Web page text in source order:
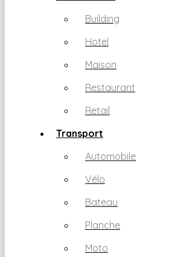
Building
Hotel
Maison
Restaurant
Retail
Transport
Automobile
Vélo
Bateau
Planche
Moto